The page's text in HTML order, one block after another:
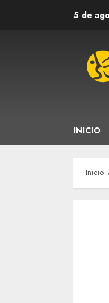
5 de
INICIO
Inicio